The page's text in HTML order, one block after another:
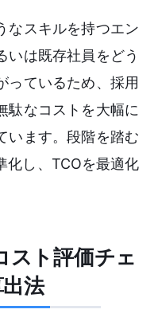
なスキルを持つエン
いは既存社員をどう
っているため、採用
駄なコストを大幅に
います。段階を踏む
化し、TCOを最適化
スト評価チェ
法